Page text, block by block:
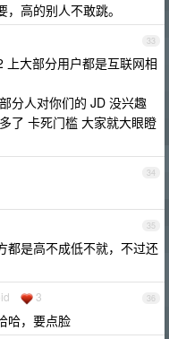
高的别人不敢跳。
33
上大部分用户都是互联网相
分人对你们的 JD 没兴趣
了 卡死门槛 大家就大眼瞪
34
35
都是高不成低不就，不过还
36
3
哈，要点脸